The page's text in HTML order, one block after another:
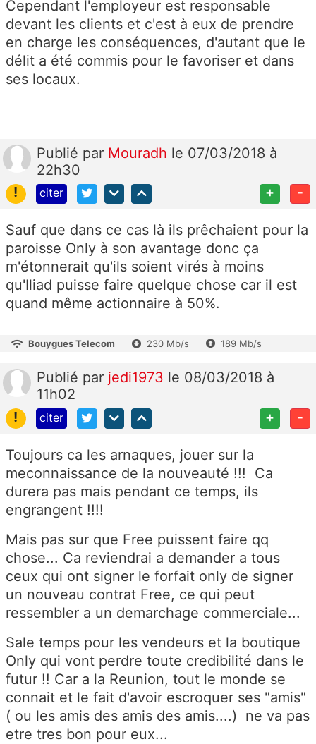
Cependant l'employeur est responsable
devant les clients et c'est à eux de prendre
en charge les conséquences, d'autant que le
délit a été commis pour le favoriser et dans
ses locaux.
Publié par Mouradh le 07/03/2018 à
22h30
!
citer + -
Sauf que dans ce cas là ils prêchaient pour la
paroisse Only à son avantage donc ça
m'étonnerait qu'ils soient virés à moins
qu'Iliad puisse faire quelque chose car il est
quand même actionnaire à 50%.
Bouygues Telecom 230 Mb/s 189 Mb/s
Publié par jedi1973 le 08/03/2018 à
11h02
!
citer + -
Toujours ca les arnaques, jouer sur la
meconnaissance de la nouveauté !!! Ca
durera pas mais pendant ce temps, ils
engrangent !!!!
Mais pas sur que Free puissent faire qq
chose... Ca reviendrai a demander a tous
ceux qui ont signer le forfait only de signer
un nouveau contrat Free, ce qui peut
ressembler a un demarchage commerciale...
Sale temps pour les vendeurs et la boutique
Only qui vont perdre toute credibilité dans le
futur !! Car a la Reunion, tout le monde se
connait et le fait d'avoir escroquer ses "amis"
( ou les amis des amis des amis....) ne va pas
etre tres bon pour eux...